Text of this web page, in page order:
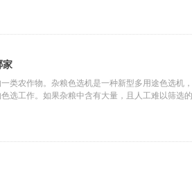
家
类农作物。杂粮色选机是一种新型多用途色选机
选工作。如果杂粮中含有大量，且人工难以筛选